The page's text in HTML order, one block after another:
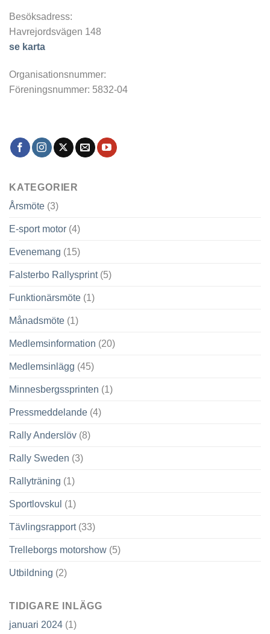
Besöksadress:
Havrejordsvägen 148
se karta
Organisationsnummer:
Föreningsnummer: 5832-04
KATEGORIER
Årsmöte (3)
E-sport motor (4)
Evenemang (15)
Falsterbo Rallysprint(5)
Funktionärsmöte (1)
Månadsmöte (1)
Medlemsinformation (20)
Medlemsinlägg (45)
Minnesbergssprinten (1)
Pressmeddelande (4)
Rally Anderslöv (8)
Rally Sweden (3)
Rallyträning (1)
Sportlovskul (1)
Tävlingsrapport(33)
Trelleborgs motorshow (5)
Utbildning (2)
TIDIGARE INLÄGG
januari 2024 (1)